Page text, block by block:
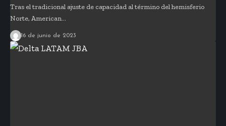
Tras el tradicional ajuste de capacidad al término del hemisferio
Norte, American…
16 de junio de 2023